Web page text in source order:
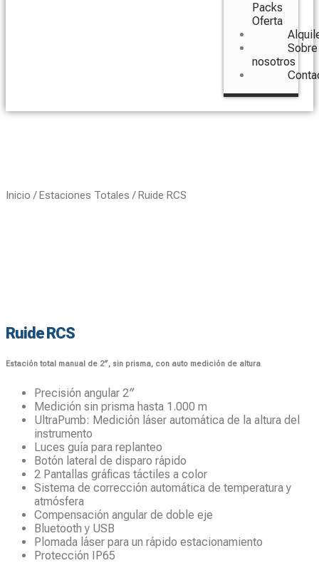
Packs
Oferta
Sobre
nosotros
Inicio /Estaciones Totales / Ruide RCS
Ruide RCS
Estación total manual de 2″, sin prisma, con auto medición de altura
Precisión angular 2″
Medición sin prisma hasta 1.000 m
UltraPumb: Medición láser automática de la altura del
instrumento
Luces guía para replanteo
Botón lateral de disparo rápido
2 Pantallas gráficas táctiles a color
Sistema de corrección automática de temperatura y
atmósfera
Compensación angular de doble eje
Bluetooth y USB
Plomada láser para un rápido estacionamiento
Protección IP65